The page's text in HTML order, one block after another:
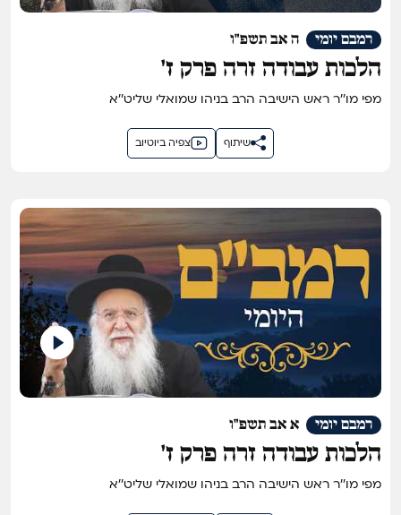
ה אב תשפ"ו רמבם יומי
הלכות עבודה זרה פרק ז'
מפי מו''ר ראש הישיבה הרב בניהו שמואלי שליט''א
צפיה ביוטיוב שיתוף
א אב תשפ"ו רמבם יומי
הלכות עבודה זרה פרק ז'
מפי מו''ר ראש הישיבה הרב בניהו שמואלי שליט''א